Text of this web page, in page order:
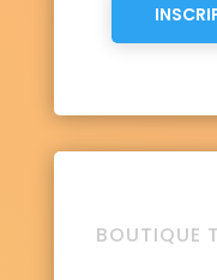
BOUTIQUE